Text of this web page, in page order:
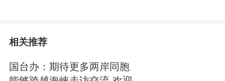
相关推荐
国台办：期待更多两岸同胞